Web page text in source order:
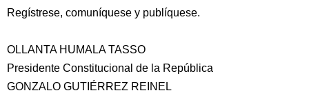
Regístrese, comuníquese y publíquese.
OLLANTA HUMALA TASSO
Presidente Constitucional de la República
GONZALO GUTIÉRREZ REINEL